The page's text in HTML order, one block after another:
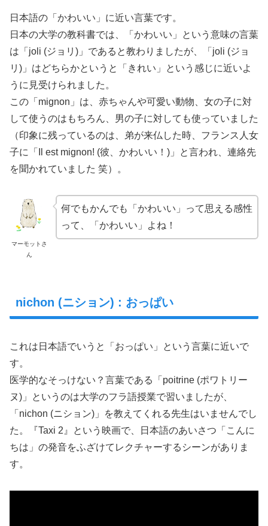
日本語の「かわいい」に近い言葉です。
日本の大学の教科書では、「かわいい」という意味の言葉
は「joli (ジョリ)」であると教わりましたが、「joli (ジョ
リ)」はどちらかというと「きれい」という感じに近いよ
うに見受けられました。
この「mignon」は、赤ちゃんや可愛い動物、女の子に対
して使うのはもちろん、男の子に対しても使っていました
（印象に残っているのは、弟が来仏した時、フランス人女
子に「Il est mignon! (彼、かわいい！)」と言われ、連絡先
を聞かれていました 笑）。
マーモットさ
ん
何でもかんでも「かわいい」って思える感性
って、「かわいい」よね！
nichon (ニション) : おっぱい
これは日本語でいうと「おっぱい」という言葉に近いで
す。
医学的なそっけない？言葉である「poitrine (ポワトリー
ヌ)」というのは大学のフラ語授業で習いましたが、
「nichon (ニション)」を教えてくれる先生はいませんでし
た。『Taxi 2』という映画で、日本語のあいさつ「こんに
ちは」の発音をふざけてレクチャーするシーンがありま
す。